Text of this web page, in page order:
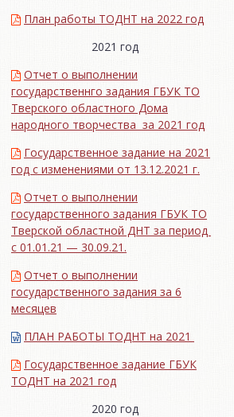
План работы ТОДНТ на 2022 год
2021 год
Отчет о выполнении
государственнго задания ГБУК ТО
Тверского областного Дома
народного творчества за 2021 год
Государственное задание на 2021
год с изменениями от 13.12.2021 г.
Отчет о выполнении
государственного задания ГБУК ТО
Тверской областной ДНТ за период
с 01.01.21 — 30.09.21.
Отчет о выполнении
государственного задания за 6
месяцев
ПЛАН РАБОТЫ ТОДНТ на 2021
Государственное задание ГБУК
ТОДНТ на 2021 год
2020 год